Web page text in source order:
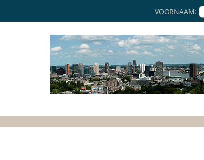
VOORNAAM: